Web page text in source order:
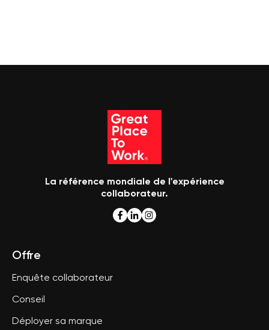
La référence mondiale de l'expérience
collaborateur.
Offre
Enquête collaborateur
Conseil
Déployer sa marque